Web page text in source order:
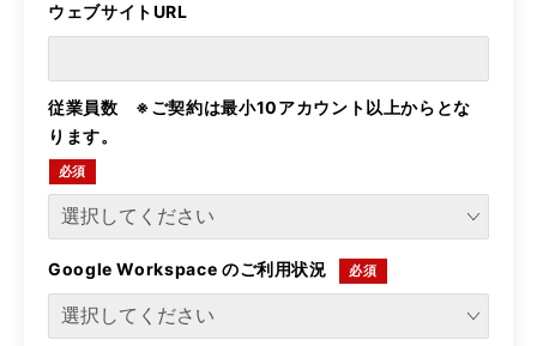
ウェブサイトURL
従業員数 ※ご契約は最小10アカウント以上からとな
ります。
Google Workspace のご利用状況